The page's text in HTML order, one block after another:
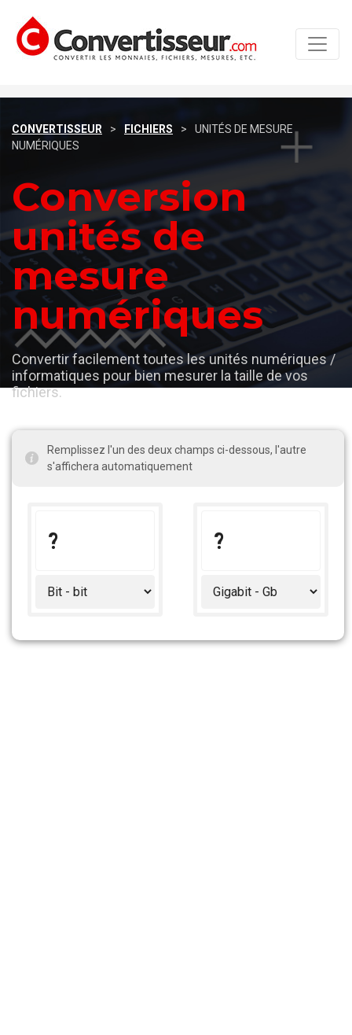
CONVERTISSEUR > FICHIERS >
UNITÉS DE MESURE
NUMÉRIQUES
Conversion
unités de
mesure
numériques
Convertir facilement toutes les unités numériques /
informatiques pour bien mesurer la taille de vos
fichiers.
Remplissez l'un des deux champs ci-dessous, l'autre
s'affichera automatiquement